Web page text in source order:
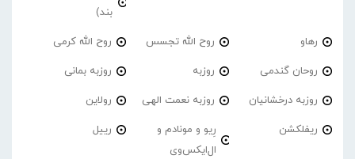
بند)
رهاو روح الله تجسس روح الله کرمی
روحان گندمی روزبه روزبه بمانی
روزبه درخشانیان روزبه نعمت الهی رولاین
ریفلکشن
رِیو و مونادم و
ال‌ایکس‌وی
رییل